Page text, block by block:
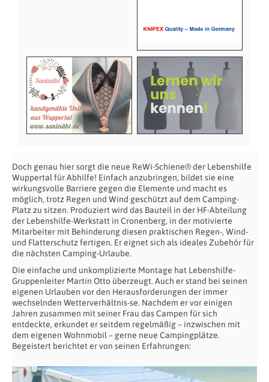
Doch genau hier sorgt die neue ReWi-Schiene® der Lebenshilfe
Wuppertal für Abhilfe! Einfach anzubringen, bildet sie eine
wirkungsvolle Barriere gegen die Elemente und macht es
möglich, trotz Regen und Wind geschützt auf dem Camping-
Platz zu sitzen. Produziert wird das Bauteil in der HF-Abteilung
der Lebenshilfe-Werkstatt in Cronenberg, in der motivierte
Mitarbeiter mit Behinderung diesen praktischen Regen-, Wind-
und Flatterschutz fertigen. Er eignet sich als ideales Zubehör für
die nächsten Camping-Urlaube.
Die einfache und unkomplizierte Montage hat Lebenshilfe-
Gruppenleiter Martin Otto überzeugt. Auch er stand bei seinen
eigenen Urlauben vor den Herausforderungen der immer
wechselnden Wetterverhältnis-se. Nachdem er vor einigen
Jahren zusammen mit seiner Frau das Campen für sich
entdeckte, erkundet er seitdem regelmäßig – inzwischen mit
dem eigenen Wohnmobil – gerne neue Campingplätze.
Begeistert berichtet er von seinen Erfahrungen: